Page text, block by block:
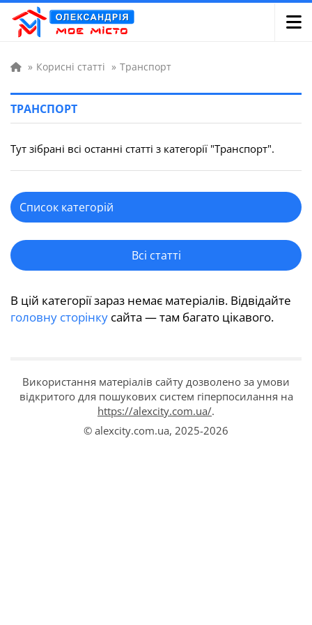
» Корисні статті » Транспорт
ТРАНСПОРТ
Тут зібрані всі останні статті з категорії "Транспорт".
Всі статті
В цій категорії зараз немає матеріалів. Відвідайте
головну сторінку сайта — там багато цікавого.
Використання матеріалів сайту дозволено за умови
відкритого для пошукових систем гіперпосилання на
https://alexcity.com.ua/.
© alexcity.com.ua, 2025-2026